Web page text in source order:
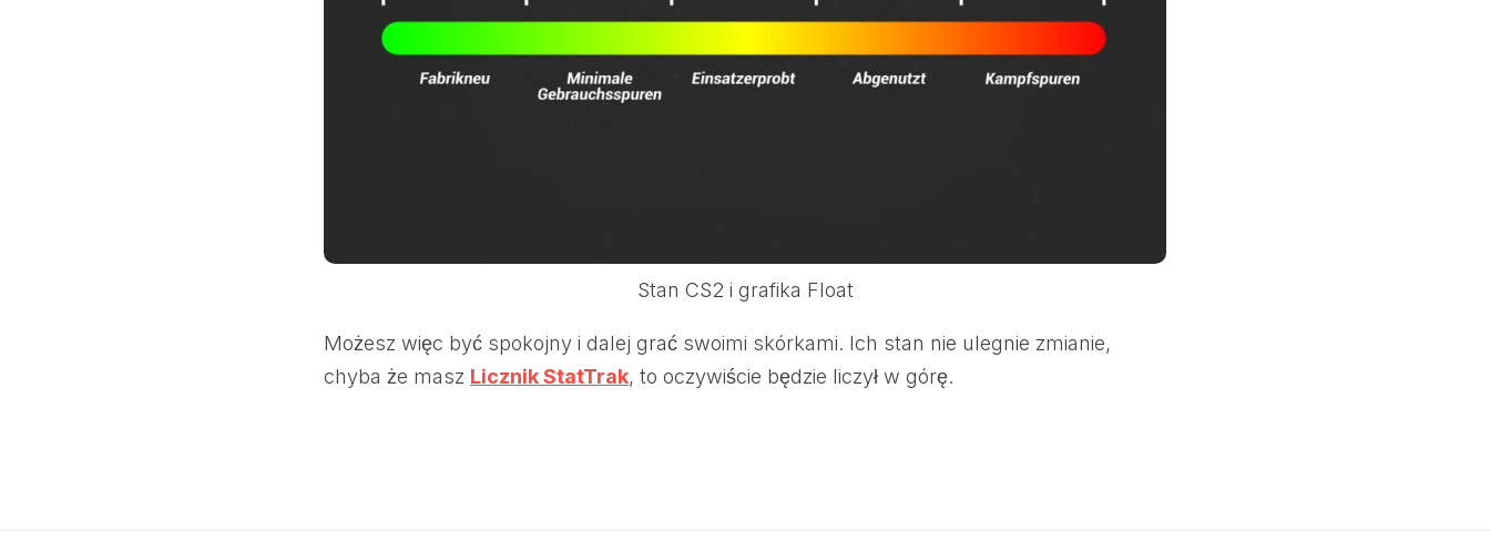
Stan CS2 i grafika Float
Możesz więc być spokojny i dalej grać swoimi skórkami. Ich stan nie ulegnie zmianie,
chyba że masz Licznik StatTrak, to oczywiście będzie liczył w górę.